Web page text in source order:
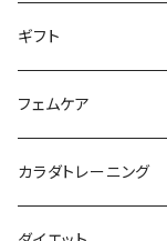
アイライナー
日焼け止め
クレンジング／洗顔
パック
ボディ＆ハンドクリーム
スタイリング剤
育毛
コーム
KINUJO （絹女）
ヤーマン
ダイソン
ファスティング
サプリ・ハーブティー
ギフト
【ギフトチケット】お
母の日ギフト
【ギフトチケット】オ
フェムケア
洗う（フェミニンウォッ
カラダトレーニング